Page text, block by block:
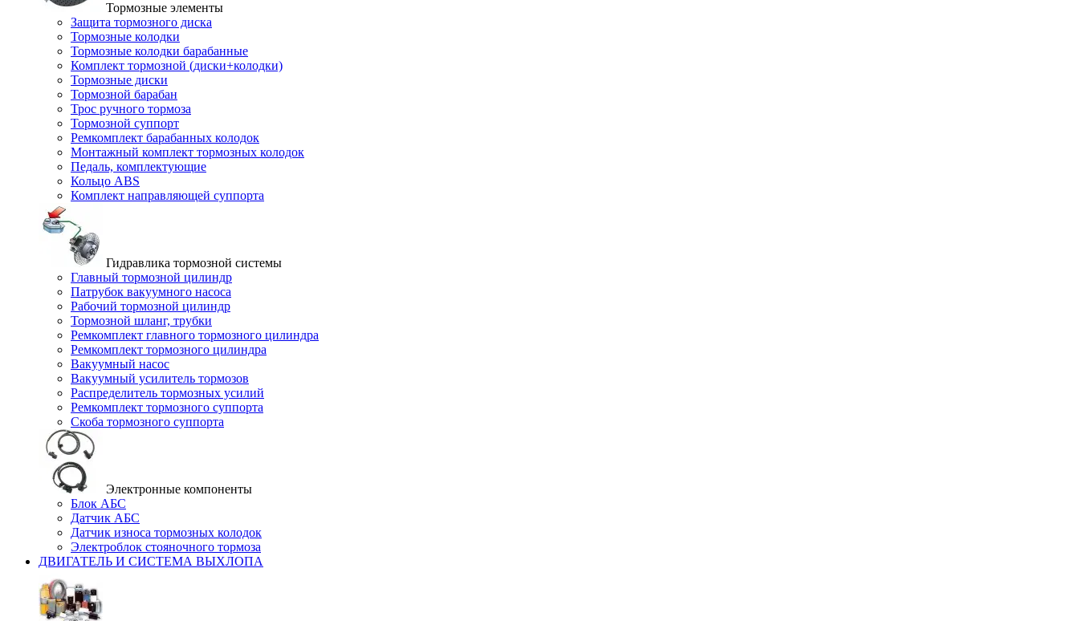
Тормозные элементы
Защита тормозного диска
Тормозные колодки
Тормозные колодки барабанные
Комплект тормозной (диски+колодки)
Тормозные диски
Тормозной барабан
Трос ручного тормоза
Тормозной суппорт
Ремкомплект барабанных колодок
Монтажный комплект тормозных колодок
Педаль, комплектующие
Кольцо ABS
Комплект направляющей суппорта
Гидравлика тормозной системы
Главный тормозной цилиндр
Патрубок вакуумного насоса
Рабочий тормозной цилиндр
Тормозной шланг, трубки
Ремкомплект главного тормозного цилиндра
Ремкомплект тормозного цилиндра
Вакуумный насос
Вакуумный усилитель тормозов
Распределитель тормозных усилий
Ремкомплект тормозного суппорта
Скоба тормозного суппорта
Электронные компоненты
Блок АБС
Датчик АБС
Датчик износа тормозных колодок
Электроблок стояночного тормоза
ДВИГАТЕЛЬ И СИСТЕМА ВЫХЛОПА